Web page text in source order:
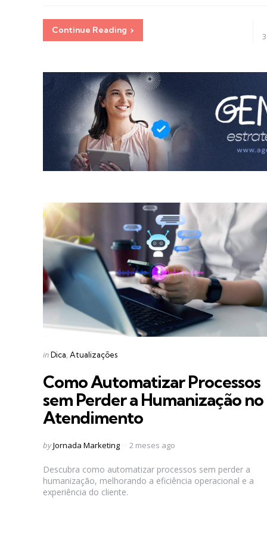
Continue Reading
Categories
Posted
inDica Atualizações
Como Automatizar Processos
sem Perder a Humanização no
Atendimento
Posted
byJornada Marketing 2 meses ago
Descubra como automatizar processos sem perder a
humanização, melhorando a eficiência operacional e a
experiência do cliente.